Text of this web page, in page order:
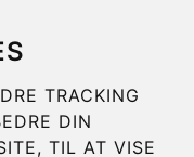
TRACKING
DIN
TIL AT VISE